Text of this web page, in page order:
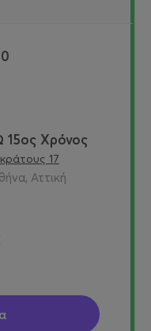
Χρόνος
17
Αττική